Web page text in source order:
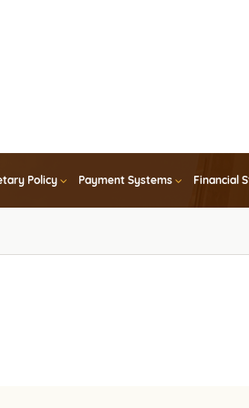
Policy Payment Systems Financial